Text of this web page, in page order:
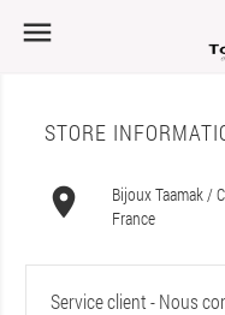

STORE

Bijoux Taamak /
France
Service client - Nous